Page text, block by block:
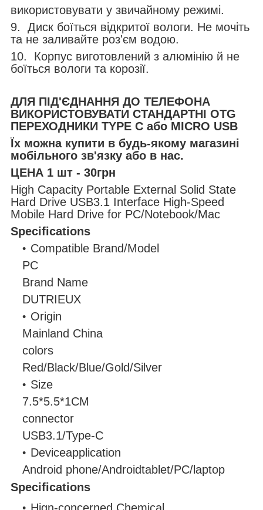
використовувати у звичайному режимі.
9. Диск боїться відкритої вологи. Не мочіть
та не заливайте роз'єм водою.
10. Корпус виготовлений з алюмінію й не
боїться вологи та корозії.
ДЛЯ ПІД'ЄДНАННЯ ДО ТЕЛЕФОНА
ВИКОРИСТОВУВАТИ СТАНДАРТНІ OTG
ПЕРЕХОДНИКИ TYPE C або MICRO USB
Їх можна купити в будь-якому магазині
мобільного зв'язку або в нас.
ЦЕНА 1 шт - 30грн
High Capacity Portable External Solid State
Hard Drive USB3.1 Interface High-Speed
Mobile Hard Drive for PC/Notebook/Mac
Specifications
Compatible Brand/Model
PC
Brand Name
DUTRIEUX
Origin
Mainland China
colors
Red/Black/Blue/Gold/Silver
Size
7.5*5.5*1CM
connector
USB3.1/Type-C
Deviceapplication
Android phone/Androidtablet/PC/laptop
Specifications